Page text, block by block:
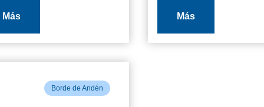
Más Más
Borde de Andén